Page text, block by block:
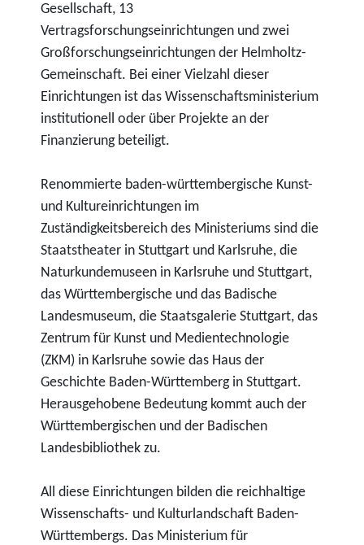
Gesellschaft, 13
Vertragsforschungseinrichtungen und zwei
Großforschungseinrichtungen der Helmholtz-
Gemeinschaft. Bei einer Vielzahl dieser
Einrichtungen ist das Wissenschaftsministerium
institutionell oder über Projekte an der
Finanzierung beteiligt.
Renommierte baden-württembergische Kunst-
und Kultureinrichtungen im
Zuständigkeitsbereich des Ministeriums sind die
Staatstheater in Stuttgart und Karlsruhe, die
Naturkundemuseen in Karlsruhe und Stuttgart,
das Württembergische und das Badische
Landesmuseum, die Staatsgalerie Stuttgart, das
Zentrum für Kunst und Medientechnologie
(ZKM) in Karlsruhe sowie das Haus der
Geschichte Baden-Württemberg in Stuttgart.
Herausgehobene Bedeutung kommt auch der
Württembergischen und der Badischen
Landesbibliothek zu.
All diese Einrichtungen bilden die reichhaltige
Wissenschafts- und Kulturlandschaft Baden-
Württembergs. Das Ministerium für